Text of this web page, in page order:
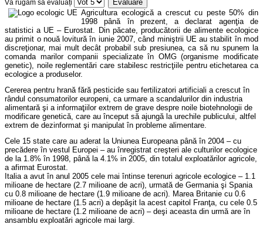
Vă rugăm să evaluați
Agricultura ecologicăa crescut cu peste 50% din
1998 până în prezent, a declarat agenţia de
statistici a UE – Eurostat. Din păcate, producătorii de alimente ecologice
au primit o nouă lovitură în iunie 2007, când miniştrii UE au stabilit în mod
discreţionar, mai mult decât probabil sub presiunea, ca să nu spunem la
comanda marilor companii specializate în OMG(organisme modificate
genetic), noile reglementări care stabilesc restricţiile pentru etichetarea ca
ecologice a produselor.
Cererea pentru hrană fără pesticide sau fertilizatori artificiali a crescut în
rândul consumatorilor europeni, ca urmare a scandalurilor din industria
alimentară şi a informaţiilor extrem de grave despre noile biotehnologii de
modificare genetică, care au început să ajungă la urechile publicului, altfel
extrem de dezinformat şi manipulat în probleme alimentare.
Cele 15 state care au aderat la Uniunea Europeana până în 2004 – cu
precădere în vestul Europei – au înregistrat creşteri ale culturilor ecologice
de la 1.8% în 1998, până la 4.1% in 2005, din totalul exploatărilor agricole,
a afirmat Eurostat.
Italia a avut în anul 2005 cele mai întinse terenuri agricole ecologice – 1.1
milioane de hectare (2.7 milioane de acri), urmată de Germania şi Spania
cu 0.8 milioane de hectare (1.9 milioane de acri). Marea Britanie cu 0.6
milioane de hectare (1.5 acri) a depăşit la acest capitol Franţa, cu cele 0.5
milioane de hectare (1.2 milioane de acri) – deşi aceasta din urmă are în
ansamblu exploatări agricole mai largi.